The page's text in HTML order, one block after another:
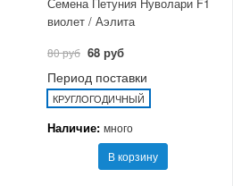
виолет / Аэлита
80 руб 68 руб
Период поставки
КРУГЛОГОДИЧНЫЙ
Наличие: много
В корзину